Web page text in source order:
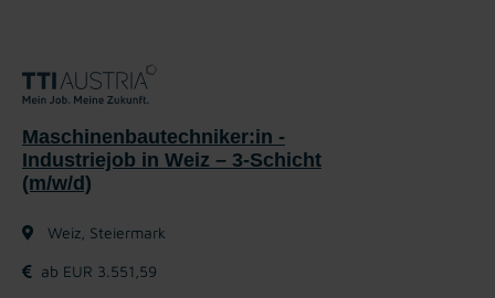
Maschinenbautechniker:in -
Industriejob in Weiz – 3-Schicht
(m/w/d)
Weiz, Steiermark
ab EUR 3.551,59